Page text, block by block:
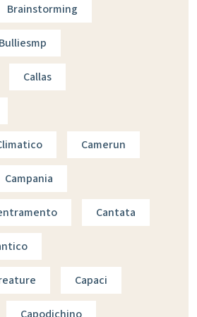
Brainstorming
Bulliesmp
Callas
Camerun
Campania
Cantata
Capaci
Capodichino